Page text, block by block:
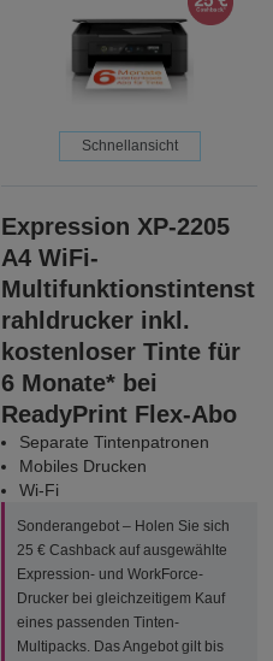
Schnellansicht
Expression XP-2205
A4 WiFi-
Multifunktionstintenst
rahldrucker inkl.
kostenloser Tinte für
6 Monate* bei
ReadyPrint Flex-Abo
Separate Tintenpatronen
Mobiles Drucken
Wi-Fi
Sonderangebot – Holen Sie sich
25 € Cashback auf ausgewählte
Expression- und WorkForce-
Drucker bei gleichzeitigem Kauf
eines passenden Tinten-
Multipacks. Das Angebot gilt bis